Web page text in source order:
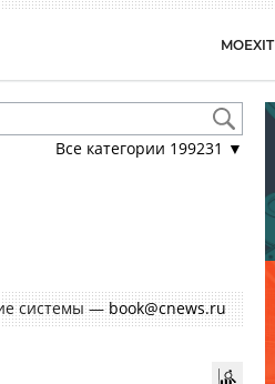
MOEXIT
Все категории 199231 ▼
системы —book@cnews.ru